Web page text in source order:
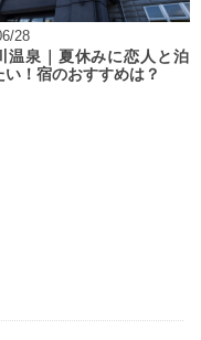
28
温泉｜夏休みに恋人と泊
い！宿のおすすめは？